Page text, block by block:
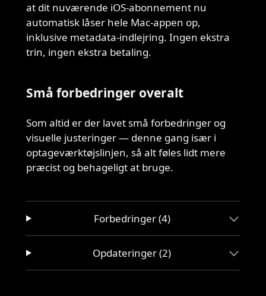
at dit nuværende iOS-abonnement nu
automatisk låser hele Mac-appen op,
inklusive metadata-indlejring. Ingen ekstra
trin, ingen ekstra betaling.
Små forbedringer overalt
Som altid er der lavet små forbedringer og
visuelle justeringer — denne gang især i
optageværktøjslinjen, så alt føles lidt mere
præcist og behageligt at bruge.
Forbedringer (4)
Opdateringer (2)